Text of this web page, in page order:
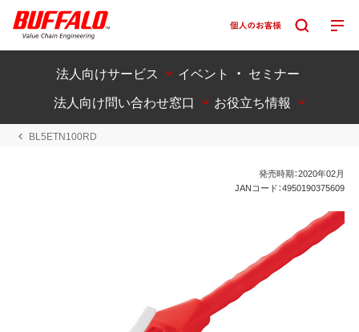
法人向けサービス
イベント ・ セミナー
法人向け問い合わせ窓口
お役立ち情報
BL5ETN100RD
発売時期：2020年02月
JANコード：4950190375609